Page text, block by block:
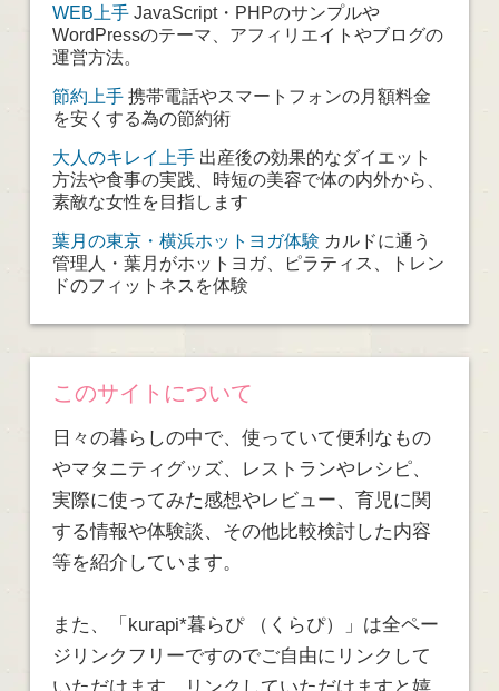
WEB上手JavaScript・PHPのサンプルや
WordPressのテーマ、アフィリエイトやブログの
運営方法。
節約上手携帯電話やスマートフォンの月額料金
を安くする為の節約術
大人のキレイ上手出産後の効果的なダイエット
方法や食事の実践、時短の美容で体の内外から、
素敵な女性を目指します
葉月の東京・横浜ホットヨガ体験 カルドに通う
管理人・葉月がホットヨガ、ピラティス、トレン
ドのフィットネスを体験
このサイトについて
日々の暮らしの中で、使っていて便利なもの
やマタニティグッズ、レストランやレシピ、
実際に使ってみた感想やレビュー、育児に関
する情報や体験談、その他比較検討した内容
等を紹介しています。
また、「kurapi*暮らぴ （くらぴ）」は全ペー
ジリンクフリーですのでご自由にリンクして
いただけます。リンクしていただけますと嬉